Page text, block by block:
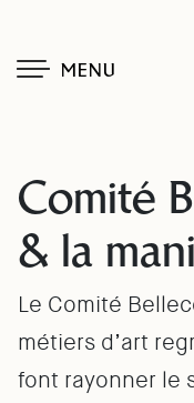
MENU
Comité
& la
Le Comité
métiers d’art
font rayonner le